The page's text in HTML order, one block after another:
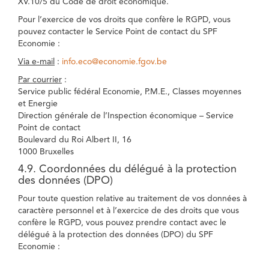
XV.10/5 du Code de droit économique.
Pour l’exercice de vos droits que confère le RGPD, vous
pouvez contacter le Service Point de contact du SPF
Economie :
Via e-mail : info.eco@economie.fgov.be
Par courrier :
Service public fédéral Economie, P.M.E., Classes moyennes
et Energie
Direction générale de l’Inspection économique – Service
Point de contact
Boulevard du Roi Albert II, 16
1000 Bruxelles
4.9. Coordonnées du délégué à la protection
des données (DPO)
Pour toute question relative au traitement de vos données à
caractère personnel et à l’exercice de des droits que vous
confère le RGPD, vous pouvez prendre contact avec le
délégué à la protection des données (DPO) du SPF
Economie :